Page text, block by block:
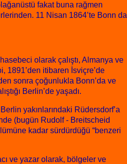
fakat buna rağmen
11 Nisan 1864’te Bonn da
olarak çalıştı, Almanya ve
1891’den itibaren İsviçre’de
sonra çoğunlukla Bonn’da ve
Berlin’de yaşadı.
yakınlarındaki Rüdersdorf’a
(bugün Rudolf - Breitscheid
kadar sürdürdüğü “benzeri
ve yazar olarak, bölgeler ve